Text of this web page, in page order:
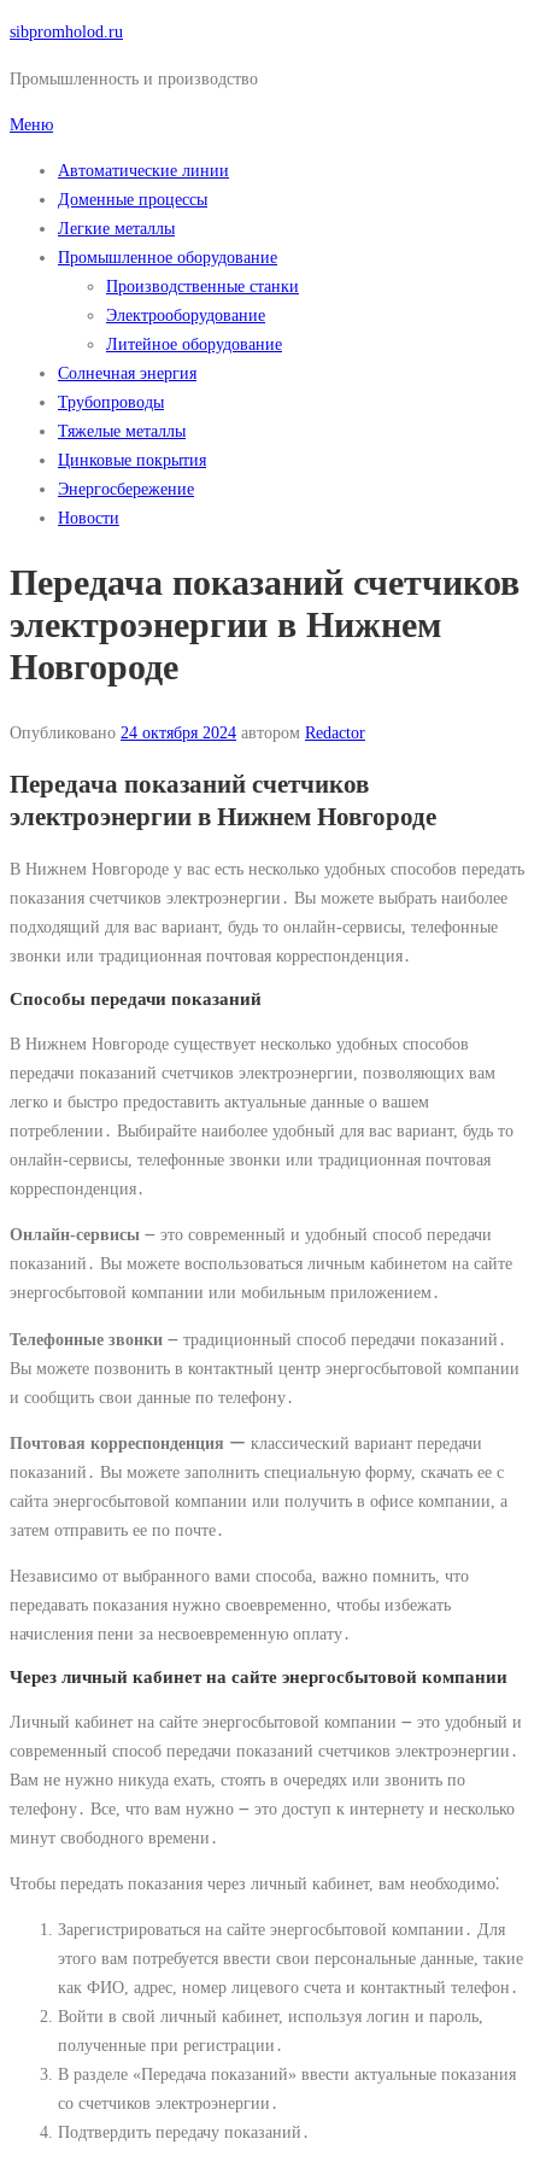
Перейти
содержимому
sibpromholod.ru
Промышленность и производство
Меню
Автоматические линии
Доменные процессы
Легкие металлы
Промышленное оборудование
Производственные станки
Электрооборудование
Литейное оборудование
Солнечная энергия
Трубопроводы
Тяжелые металлы
Цинковые покрытия
Энергосбережение
Новости
Передача показаний счетчиков
электроэнергии в Нижнем
Новгороде
Опубликовано 24 октября 2024 автором Redactor
Передача показаний счетчиков
электроэнергии в Нижнем Новгороде
В Нижнем Новгороде у вас есть несколько удобных способов передать
показания счетчиков электроэнергии․ Вы можете выбрать наиболее
подходящий для вас вариант, будь то онлайн-сервисы, телефонные
звонки или традиционная почтовая корреспонденция․
Способы передачи показаний
В Нижнем Новгороде существует несколько удобных способов
передачи показаний счетчиков электроэнергии, позволяющих вам
легко и быстро предоставить актуальные данные о вашем
потреблении․ Выбирайте наиболее удобный для вас вариант, будь то
онлайн-сервисы, телефонные звонки или традиционная почтовая
корреспонденция․
Онлайн-сервисы ౼ это современный и удобный способ передачи
показаний․ Вы можете воспользоваться личным кабинетом на сайте
энергосбытовой компании или мобильным приложением․
Телефонные звонки ౼ традиционный способ передачи показаний․
Вы можете позвонить в контактный центр энергосбытовой компании
и сообщить свои данные по телефону․
Почтовая корреспонденция ー классический вариант передачи
показаний․ Вы можете заполнить специальную форму, скачать ее с
сайта энергосбытовой компании или получить в офисе компании, а
затем отправить ее по почте․
Независимо от выбранного вами способа, важно помнить, что
передавать показания нужно своевременно, чтобы избежать
начисления пени за несвоевременную оплату․
Через личный кабинет на сайте энергосбытовой компании
Личный кабинет на сайте энергосбытовой компании ౼ это удобный и
современный способ передачи показаний счетчиков электроэнергии․
Вам не нужно никуда ехать, стоять в очередях или звонить по
телефону․ Все, что вам нужно ౼ это доступ к интернету и несколько
минут свободного времени․
Чтобы передать показания через личный кабинет, вам необходимо⁚
Зарегистрироваться на сайте энергосбытовой компании․ Для
этого вам потребуется ввести свои персональные данные, такие
как ФИО, адрес, номер лицевого счета и контактный телефон․
Войти в свой личный кабинет, используя логин и пароль,
полученные при регистрации․
В разделе «Передача показаний» ввести актуальные показания
со счетчиков электроэнергии․
Подтвердить передачу показаний․